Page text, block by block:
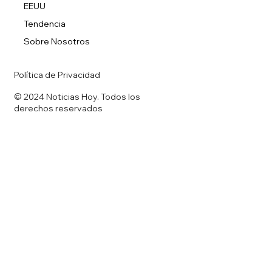
EEUU
Tendencia
Sobre Nosotros
Política de Privacidad
© 2024 Noticias Hoy. Todos los
derechos reservados